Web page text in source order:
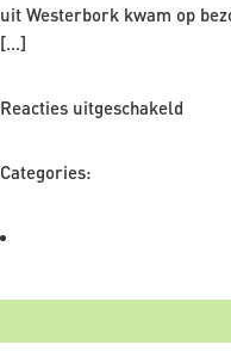
uit Westerbork kwam op
[…]
Reacties uitgeschakeld
dit
Categories: